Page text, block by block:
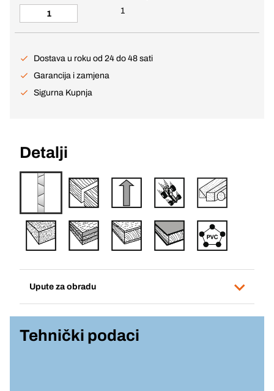
1
Dostava u roku od 24 do 48 sati
Garancija i zamjena
Sigurna Kupnja
Detalji
Upute za obradu
Tehnički podaci